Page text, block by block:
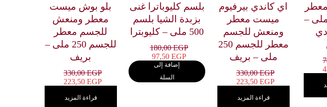
معطر
للجسم 236 ملى –
اي كاندي بيرفيوم
ميست معطر
ومنعش للجسم
معطر للجسم 250
ملى – بريف
330,00EGP
223,50 EGP
قراءة المزيد
بلسم كليوباترا غنى
بزبدة الشيا بلسم
500 ملى – كليوبترا
180,00EGP
97,50 EGP
إضافة إلى
السلة
بلو بوش ميست
معطر ومنعش
للجسم معطر
للجسم 250 ملى –
بريف
330,00EGP
223,50 EGP
قراءة المزيد